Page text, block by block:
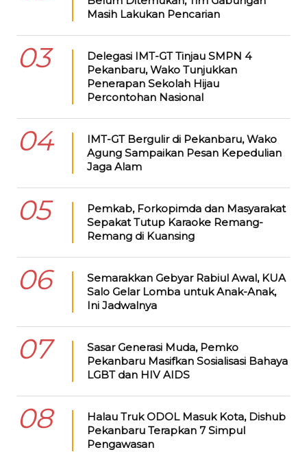
Masih Lakukan Pencarian
03
Delegasi IMT-GT Tinjau SMPN 4
Pekanbaru, Wako Tunjukkan
Penerapan Sekolah Hijau
Percontohan Nasional
04
IMT-GT Bergulir di Pekanbaru, Wako
Agung Sampaikan Pesan Kepedulian
Jaga Alam
05
Pemkab, Forkopimda dan Masyarakat
Sepakat Tutup Karaoke Remang-
Remang di Kuansing
06
Semarakkan Gebyar Rabiul Awal, KUA
Salo Gelar Lomba untuk Anak-Anak,
Ini Jadwalnya
07
Sasar Generasi Muda, Pemko
Pekanbaru Masifkan Sosialisasi Bahaya
LGBT dan HIV AIDS
08
Halau Truk ODOL Masuk Kota, Dishub
Pekanbaru Terapkan 7 Simpul
Pengawasan